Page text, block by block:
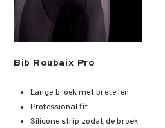
Bib Roubaix Pro
Lange broek met bretellen
Professional fit
Silicone strip zodat de broek